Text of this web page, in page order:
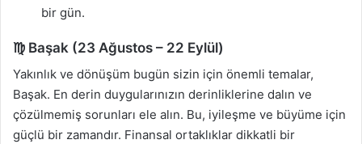
bir gün.
♍ Başak (23 Ağustos – 22 Eylül)
Yakınlık ve dönüşüm bugün sizin için önemli temalar,
Başak. En derin duygularınızın derinliklerine dalın ve
çözülmemiş sorunları ele alın. Bu, iyileşme ve büyüme için
güçlü bir zamandır. Finansal ortaklıklar dikkatli bir